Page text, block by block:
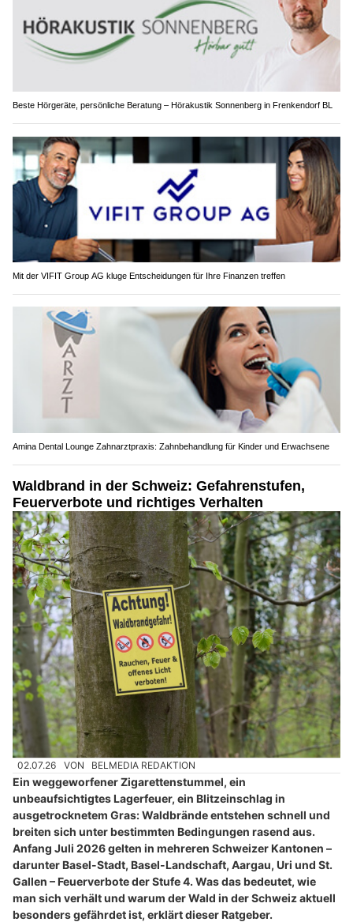
Beste Hörgeräte, persönliche Beratung – Hörakustik Sonnenberg in Frenkendorf BL
Mit der VIFIT Group AG kluge Entscheidungen für Ihre Finanzen treffen
Amina Dental Lounge Zahnarztpraxis: Zahnbehandlung für Kinder und Erwachsene
Waldbrand in der Schweiz: Gefahrenstufen,
Feuerverbote und richtiges Verhalten
02.07.26 VON BELMEDIA REDAKTION
Ein weggeworfener Zigarettenstummel, ein
unbeaufsichtigtes Lagerfeuer, ein Blitzeinschlag in
ausgetrocknetem Gras: Waldbrände entstehen schnell und
breiten sich unter bestimmten Bedingungen rasend aus.
Anfang Juli 2026 gelten in mehreren Schweizer Kantonen –
darunter Basel-Stadt, Basel-Landschaft, Aargau, Uri und St.
Gallen – Feuerverbote der Stufe 4. Was das bedeutet, wie
man sich verhält und warum der Wald in der Schweiz aktuell
besonders gefährdet ist, erklärt dieser Ratgeber.